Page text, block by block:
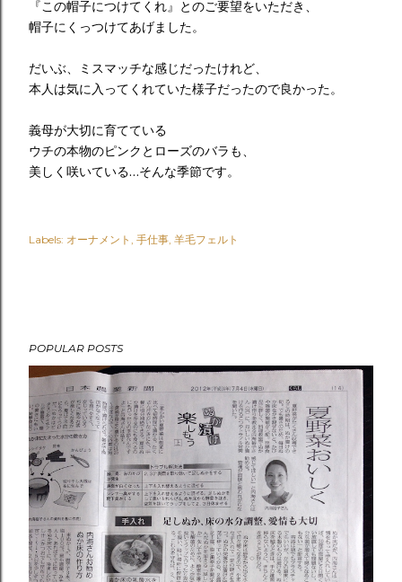
『この帽子につけてくれ』とのご要望をいただき、
帽子にくっつけてあげました。
だいぶ、ミスマッチな感じだったけれど、
本人は気に入ってくれていた様子だったので良かった。
義母が大切に育てている
ウチの本物のピンクとローズのバラも、
美しく咲いている…そんな季節です。
Labels: オーナメント 手仕事 羊毛フェルト
POPULAR POSTS